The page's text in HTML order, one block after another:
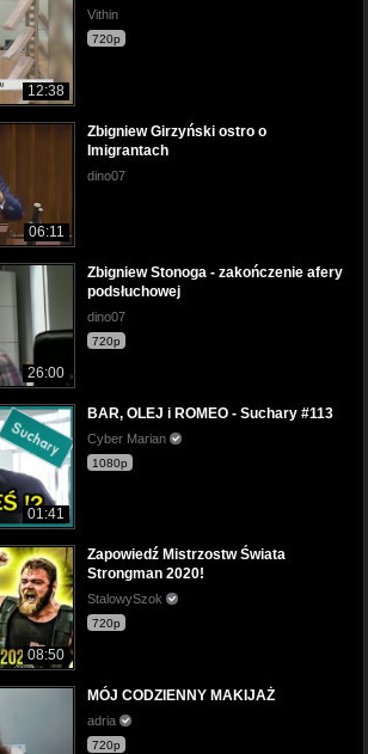
12:38
Vithin
720p
06:11
Zbigniew Girzyński ostro o
Imigrantach
dino07
26:00
Zbigniew Stonoga - zakończenie afery
podsłuchowej
dino07
720p
01:41
BAR, OLEJ i ROMEO - Suchary #113
Cyber Marian
1080p
08:50
Zapowiedź Mistrzostw Świata
Strongman 2020!
StalowySzok
720p
MÓJ CODZIENNY MAKIJAŻ
adria
720p